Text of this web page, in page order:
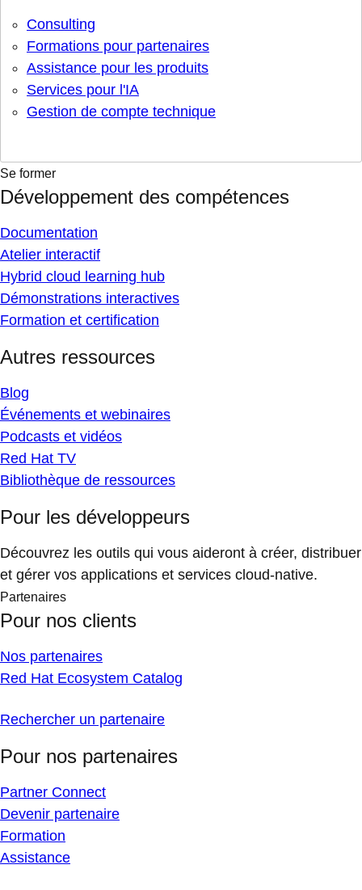
Consulting
Formations pour partenaires
Assistance pour les produits
Services pour l'IA
Gestion de compte technique
Se former
Développement des compétences
Documentation
Atelier interactif
Hybrid cloud learning hub
Démonstrations interactives
Formation et certification
Autres ressources
Blog
Événements et webinaires
Podcasts et vidéos
Red Hat TV
Bibliothèque de ressources
Pour les développeurs
Découvrez les outils qui vous aideront à créer, distribuer
et gérer vos applications et services cloud-native.
Partenaires
Pour nos clients
Nos partenaires
Red Hat Ecosystem Catalog
Rechercher un partenaire
Pour nos partenaires
Partner Connect
Devenir partenaire
Formation
Assistance